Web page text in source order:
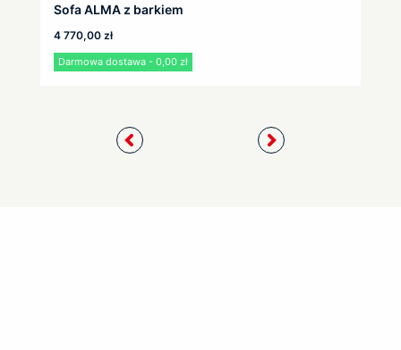
Sofa ALMA z barkiem
4 770,00 zł
Darmowa dostawa - 0,00 zł